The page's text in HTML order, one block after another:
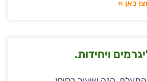
כאן »